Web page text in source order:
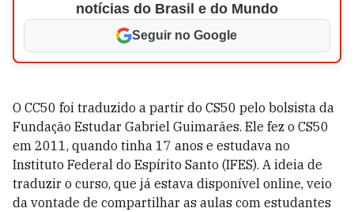
notícias do Brasil e do Mundo
Seguir no Google
O CC50 foi traduzido a partir do CS50 pelo bolsista da
Fundação Estudar Gabriel Guimarães. Ele fez o CS50
em 2011, quando tinha 17 anos e estudava no
Instituto Federal do Espírito Santo (IFES). A ideia de
traduzir o curso, que já estava disponível online, veio
da vontade de compartilhar as aulas com estudantes